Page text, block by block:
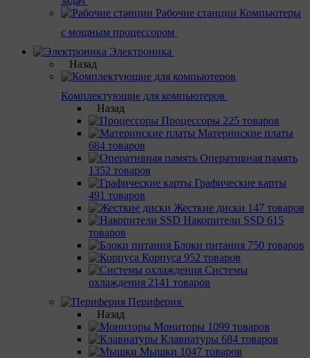
Рабочие станции Компьютеры
с мощным процессором
Электроника
Назад
Комплектующие для компьютеров
Назад
Процессоры 225 товаров
Материнcкие платы
684 товаров
Оперативная память
1352 товаров
Графические карты
491 товаров
Жесткие диски 147 товаров
Накопители SSD 615
товаров
Блоки питания 750 товаров
Корпуса 952 товаров
Системы
охлаждения 2141 товаров
Периферия
Назад
Мониторы 1099 товаров
Клавиатуры 684 товаров
Мышки 1047 товаров